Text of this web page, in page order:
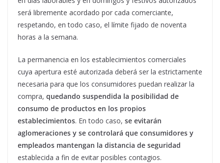
será libremente acordado por cada comerciante,
respetando, en todo caso, el límite fijado de noventa
horas a la semana.
La permanencia en los establecimientos comerciales
cuya apertura esté autorizada deberá ser la estrictamente
necesaria para que los consumidores puedan realizar la
compra, quedando suspendida la posibilidad de
consumo de productos en los propios
establecimientos. En todo caso, se evitarán
aglomeraciones y se controlará que consumidores y
empleados mantengan la distancia de seguridad
establecida a fin de evitar posibles contagios.